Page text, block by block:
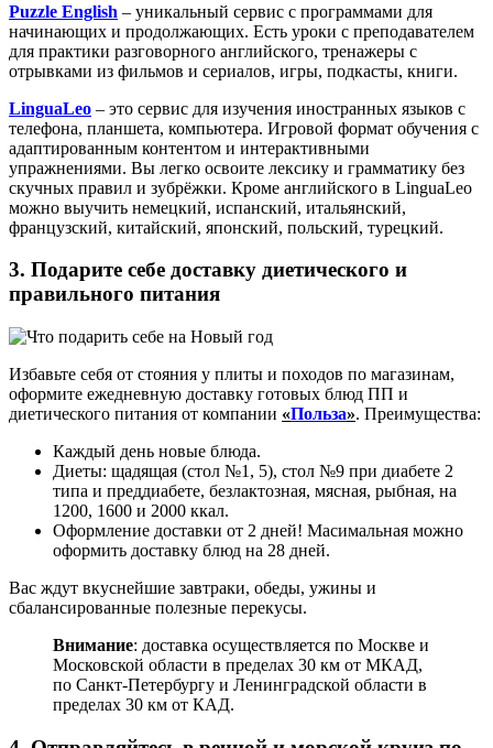
Puzzle English – уникальный сервис с программами для
начинающих и продолжающих. Есть уроки с преподавателем
для практики разговорного английского, тренажеры с
отрывками из фильмов и сериалов, игры, подкасты, книги.
LinguaLeo – это сервис для изучения иностранных языков с
телефона, планшета, компьютера. Игровой формат обучения с
адаптированным контентом и интерактивными
упражнениями. Вы легко освоите лексику и грамматику без
скучных правил и зубрёжки. Кроме английского в LinguaLeo
можно выучить немецкий, испанский, итальянский,
французский, китайский, японский, польский, турецкий.
3. Подарите себе доставку диетического и
правильного питания
Избавьте себя от стояния у плиты и походов по магазинам,
оформите ежедневную доставку готовых блюд ПП и
диетического питания от компании «Польза». Преимущества:
Каждый день новые блюда.
Диеты: щадящая (стол №1, 5), стол №9 при диабете 2
типа и преддиабете, безлактозная, мясная, рыбная, на
1200, 1600 и 2000 ккал.
Оформление доставки от 2 дней! Масимальная можно
оформить доставку блюд на 28 дней.
Вас ждут вкуснейшие завтраки, обеды, ужины и
сбалансированные полезные перекусы.
Внимание: доставка осуществляется по Москве и
Московской области в пределах 30 км от МКАД,
по Санкт-Петербургу и Ленинградской области в
пределах 30 км от КАД.